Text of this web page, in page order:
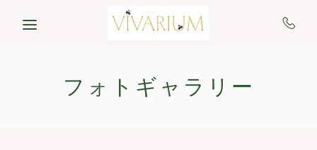
Skip to main content
フォトギャラリー